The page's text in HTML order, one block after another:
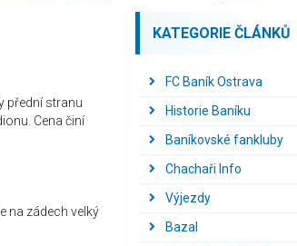
přední stranu
Cena činí
na zádech velký
KATEGORIE ČLÁNKŮ
FC Baník Ostrava
Historie Baníku
Baníkovské fankluby
Chachaři Info
Výjezdy
Bazal